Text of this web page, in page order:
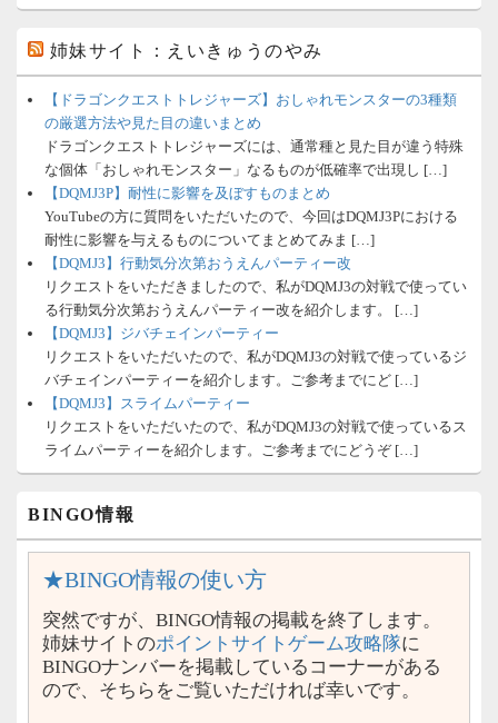
姉妹サイト：えいきゅうのやみ
【ドラゴンクエストトレジャーズ】おしゃれモンスターの3種類
の厳選方法や見た目の違いまとめ
ドラゴンクエストトレジャーズには、通常種と見た目が違う特殊
な個体「おしゃれモンスター」なるものが低確率で出現し […]
【DQMJ3P】耐性に影響を及ぼすものまとめ
YouTubeの方に質問をいただいたので、今回はDQMJ3Pにおける
耐性に影響を与えるものについてまとめてみま […]
【DQMJ3】行動気分次第おうえんパーティー改
リクエストをいただきましたので、私がDQMJ3の対戦で使ってい
る行動気分次第おうえんパーティー改を紹介します。 […]
【DQMJ3】ジバチェインパーティー
リクエストをいただいたので、私がDQMJ3の対戦で使っているジ
バチェインパーティーを紹介します。ご参考までにど […]
【DQMJ3】スライムパーティー
リクエストをいただいたので、私がDQMJ3の対戦で使っているス
ライムパーティーを紹介します。ご参考までにどうぞ […]
BINGO情報
★BINGO情報の使い方
突然ですが、BINGO情報の掲載を終了します。
姉妹サイトのポイントサイトゲーム攻略隊に
BINGOナンバーを掲載しているコーナーがある
ので、そちらをご覧いただければ幸いです。